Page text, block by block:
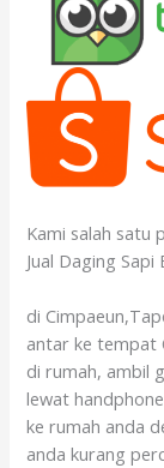
Kami salah satu
Jual Daging
di
antar ke tempat
di rumah, ambil
lewat
ke rumah anda
anda kurang